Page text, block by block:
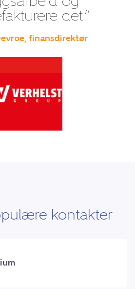
det.”
finansdirektør
kontakter